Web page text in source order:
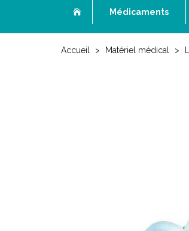
Médicaments
Accueil Matériel médical